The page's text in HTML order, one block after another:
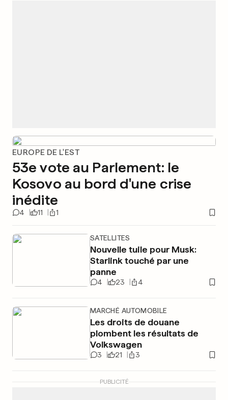
EUROPE DE L'EST
53e vote au Parlement: le
Kosovo au bord d'une crise
inédite
4 11 1
SATELLITES
Nouvelle tuile pour Musk:
Starlink touché par une
panne
4 23 4
MARCHÉ AUTOMOBILE
Les droits de douane
plombent les résultats de
Volkswagen
3 21 3
PUBLICITÉ